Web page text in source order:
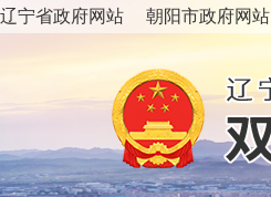
辽宁省政府网站 朝阳市政府网站